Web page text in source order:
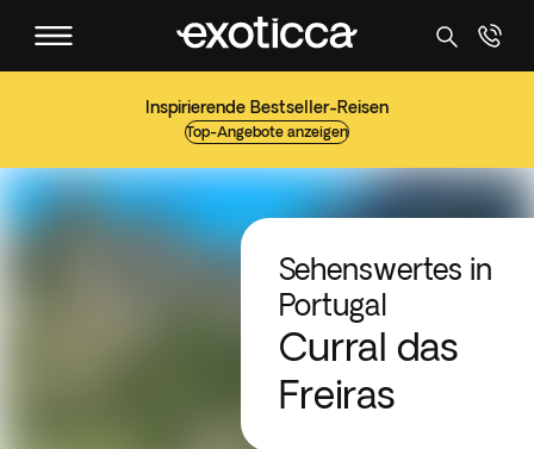
Inspirierende Bestseller-Reisen
Top-Angebote anzeigen
Sehenswertes in
Portugal
Curral das
Freiras